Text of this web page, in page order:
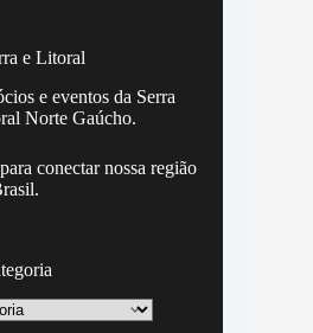
e Litoral
e eventos da Serra
Norte Gaúcho.
conectar nossa região